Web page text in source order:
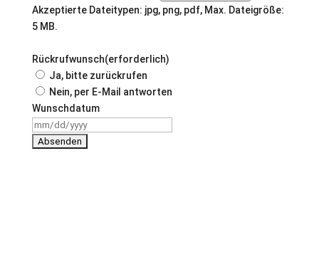
Akzeptierte Dateitypen: jpg, png, pdf, Max. Dateigröße:
5 MB.
Rückrufwunsch(erforderlich)
Ja, bitte zurückrufen
Nein, per E-Mail antworten
Wunschdatum